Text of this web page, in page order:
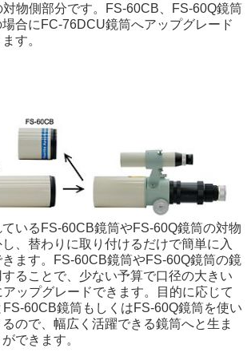
物側部分です。FS-60CB、FS-60Q鏡筒
合にFC-76DCU鏡筒へアップグレード
す。
いるFS-60CB鏡筒やFS-60Q鏡筒の対物
、替わりに取り付けるだけで簡単に入
ます。FS-60CB鏡筒やFS-60Q鏡筒の鏡
ることで、少ない予算で口径の大きい
ップグレードできます。目的に応じて
60CB鏡筒もしくはFS-60Q鏡筒を使い
ので、幅広く活躍できる鏡筒へと生ま
できます。